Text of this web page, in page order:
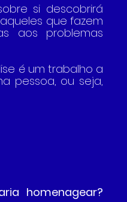
si descobrirá
que fazem
aos problemas
é um trabalho a
pessoa, ou seja,
homenagear?